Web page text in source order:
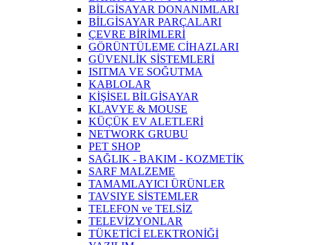
BİLGİSAYAR DONANIMLARI
BİLGİSAYAR PARÇALARI
ÇEVRE BİRİMLERİ
GÖRÜNTÜLEME CİHAZLARI
GÜVENLİK SİSTEMLERİ
ISITMA VE SOĞUTMA
KABLOLAR
KİŞİSEL BİLGİSAYAR
KLAVYE & MOUSE
KÜÇÜK EV ALETLERİ
NETWORK GRUBU
PET SHOP
SAĞLIK - BAKIM - KOZMETİK
SARF MALZEME
TAMAMLAYICI ÜRÜNLER
TAVSIYE SİSTEMLER
TELEFON ve TELSİZ
TELEVİZYONLAR
TÜKETİCİ ELEKTRONİĞİ